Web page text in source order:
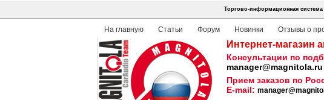
Торгово-информационная система
На главную Статьи Форум Новинки Отзывы о
Интернет-магазин
Консультации по
manager@magnitola.ru
Прием заказов по
E-mail: